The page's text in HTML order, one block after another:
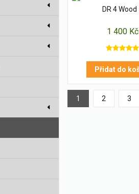
DR 4 Wood
1 400 Kč
Přidat do
1 2 3